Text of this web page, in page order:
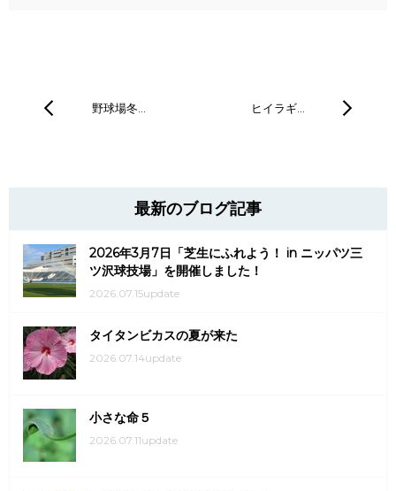
野球場冬… ヒイラギ…
最新のブログ記事
2026年3月7日「芝生にふれよう！ in ニッパツ三
ツ沢球技場」を開催しました！
2026.07.15update
タイタンビカスの夏が来た
2026.07.14update
小さな命５
2026.07.11update